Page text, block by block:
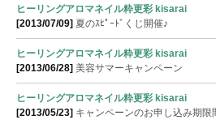
ヒーリングアロマネイル粋更彩 kisarai
[2013/07/09] 夏のｽﾋﾟｰﾄﾞくじ開催♪
ヒーリングアロマネイル粋更彩 kisarai
[2013/06/28] 美容サマーキャンペーン
ヒーリングアロマネイル粋更彩 kisarai
[2013/05/23] キャンペーンのお申し込み期限